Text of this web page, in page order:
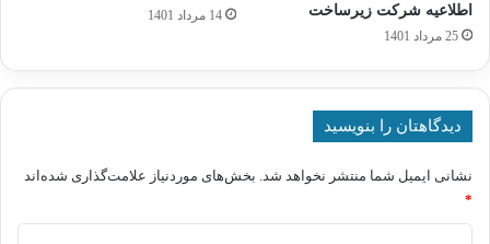
اطلاعیه شرکت زیرساخت
25 مرداد 1401
14 مرداد 1401
دیدگاهتان را بنویسید
نشانی ایمیل شما منتشر نخواهد شد. بخش‌های موردنیاز علامت‌گذاری شده‌اند
*